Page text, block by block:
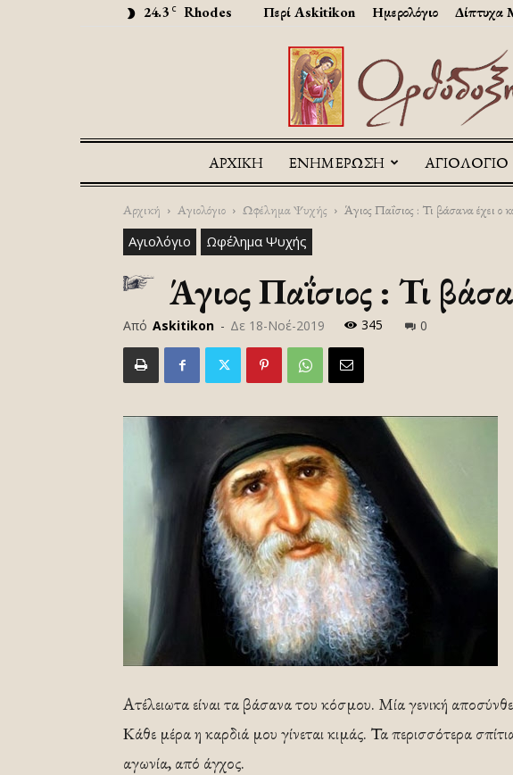
24.3 C Rhodes Περί Askitikon Ημερολόγιο Δίπτυχα
ΑΡΧΙΚΉ ΕΝΗΜΕΡΩΣΗ ΑΓΙΟΛΟΓΙΟ
Αρχική Αγιολόγιο Ωφέλημα Ψυχής Άγιος Παΐσιος : Τι βάσανα έχει ο
Αγιολόγιο Ωφέλημα Ψυχής
Άγιος Παΐσιος : Τι
Από Askitikon - Δε 18-Νοέ-2019 345 0
Ατέλειωτα είναι τα βάσανα του κόσμου. Μία γενική
Κάθε μέρα η καρδιά μου γίνεται κιμάς. Τα περισσότερα
αγωνία, από άγχος.